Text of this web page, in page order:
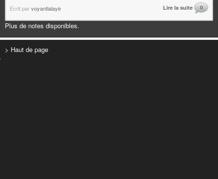
Écrit parvoyantlalayè Lire la suite 0
Plus de notes disponibles.
> Haut de page